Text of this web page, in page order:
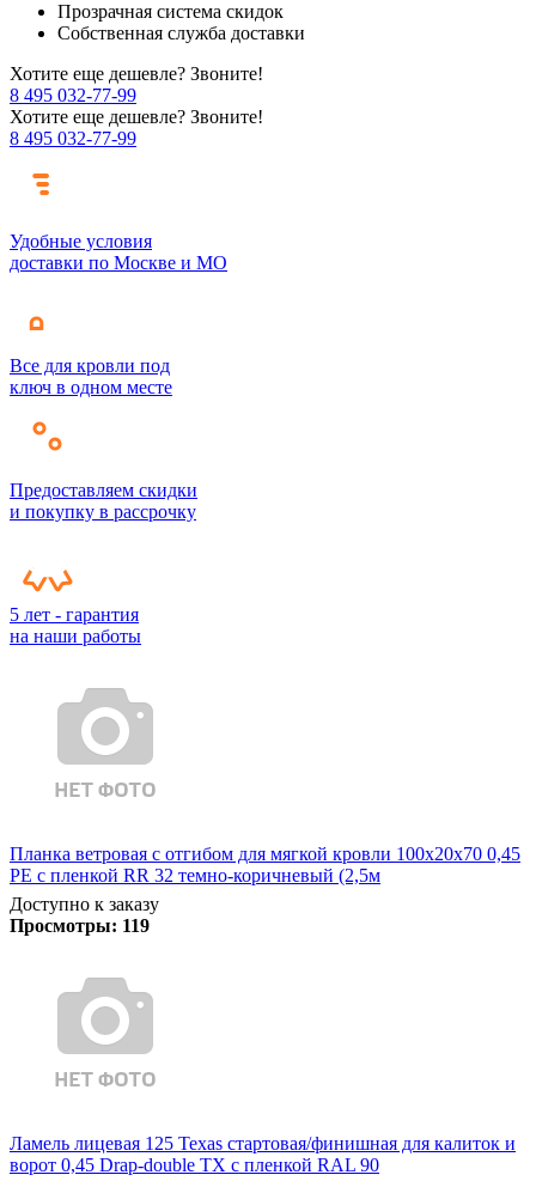
Прозрачная система скидок
Собственная служба доставки
Хотите еще дешевле? Звоните!
8 495 032-77-99
Хотите еще дешевле? Звоните!
8 495 032-77-99
Удобные условия
доставки по Москве и МО
Все для кровли под
ключ в одном месте
Предоставляем скидки
и покупку в рассрочку
5 лет - гарантия
на наши работы
Планка ветровая с отгибом для мягкой кровли 100х20х70 0,45
PE с пленкой RR 32 темно-коричневый (2,5м
Доступно к заказу
Просмотры: 119
Ламель лицевая 125 Texas стартовая/финишная для калиток и
ворот 0,45 Drap-double TX с пленкой RAL 90